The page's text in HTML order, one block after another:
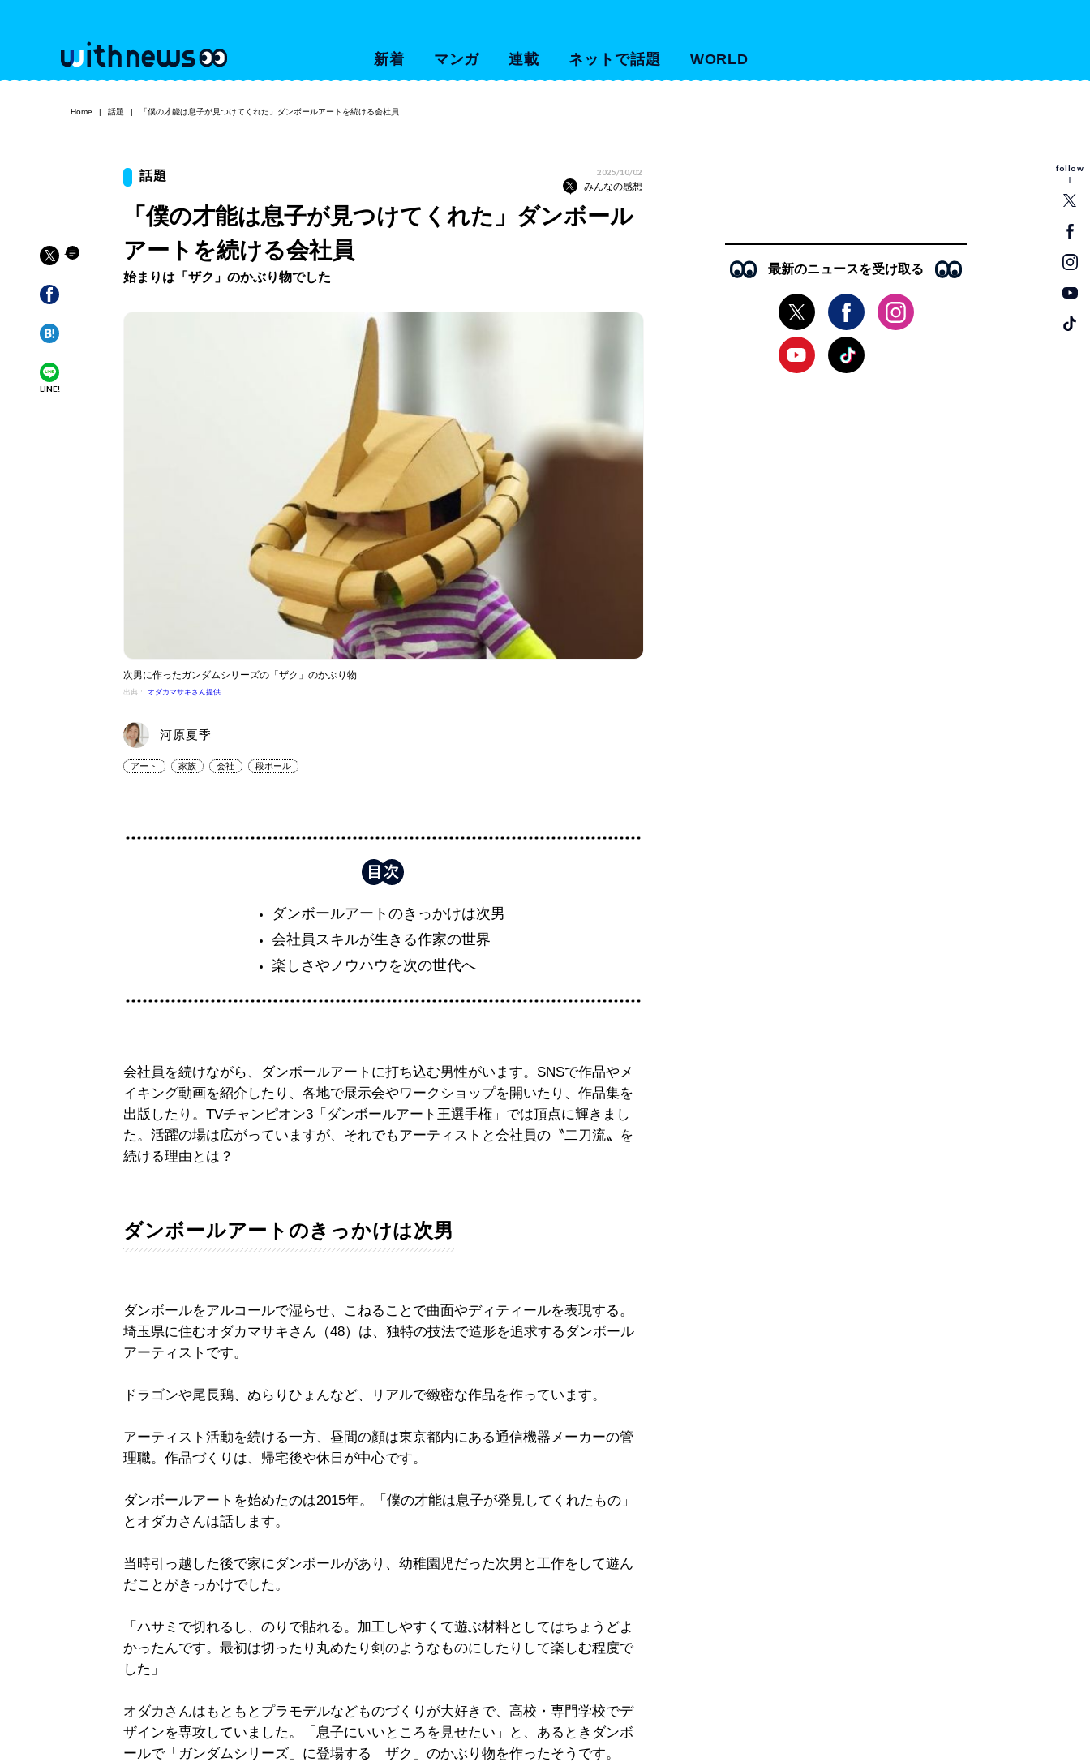
新着 マンガ 連載 ネットで話題 WORLD
follow
Home 話題 「僕の才能は息子が見つけてくれた」ダンボールアートを続ける会社員
LINE!
話題 2025/10/02
みんなの感想
「僕の才能は息子が見つけてくれた」ダンボール
アートを続ける会社員
始まりは「ザク」のかぶり物でした
次男に作ったガンダムシリーズの「ザク」のかぶり物
出典： オダカマサキさん提供
河原夏季
アート 家族 会社 段ボール
ダンボールアートのきっかけは次男
会社員スキルが生きる作家の世界
楽しさやノウハウを次の世代へ
会社員を続けながら、ダンボールアートに打ち込む男性がいます。SNSで作品やメ
イキング動画を紹介したり、各地で展示会やワークショップを開いたり、作品集を
出版したり。TVチャンピオン3「ダンボールアート王選手権」では頂点に輝きまし
た。活躍の場は広がっていますが、それでもアーティストと会社員の〝二刀流〟を
続ける理由とは？
ダンボールアートのきっかけは次男
ダンボールをアルコールで湿らせ、こねることで曲面やディティールを表現する。
埼玉県に住むオダカマサキさん（48）は、独特の技法で造形を追求するダンボール
アーティストです。
ドラゴンや尾長鶏、ぬらりひょんなど、リアルで緻密な作品を作っています。
アーティスト活動を続ける一方、昼間の顔は東京都内にある通信機器メーカーの管
理職。作品づくりは、帰宅後や休日が中心です。
ダンボールアートを始めたのは2015年。「僕の才能は息子が発見してくれたもの」
とオダカさんは話します。
当時引っ越した後で家にダンボールがあり、幼稚園児だった次男と工作をして遊ん
だことがきっかけでした。
「ハサミで切れるし、のりで貼れる。加工しやすくて遊ぶ材料としてはちょうどよ
かったんです。最初は切ったり丸めたり剣のようなものにしたりして楽しむ程度で
した」
オダカさんはもともとプラモデルなどものづくりが大好きで、高校・専門学校でデ
ザインを専攻していました。「息子にいいところを見せたい」と、あるときダンボ
ールで「ガンダムシリーズ」に登場する「ザク」のかぶり物を作ったそうです。
最新のニュースを受け取る